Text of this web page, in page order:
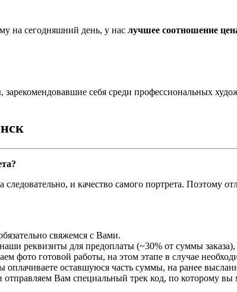
на сегодняшний день, у нас лучшее соотношение
себя среди профессиональных
следовательно, и качество самого портрета. Поэтому
свяжемся с Вами.
реквизиты для предоплаты (~30% от суммы
фото готовой работы, на этом этапе в случае
оплачиваете оставшуюся часть суммы, на ранее
Вам специальный трек код, по которому вы